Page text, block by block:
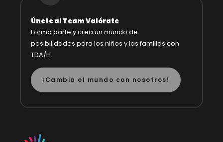
Únete al Team Valórate
Forma parte y crea un mundo de
posibilidades para los niños y las familias con
TDA/H.
¡Cambia el mundo con nosotros!